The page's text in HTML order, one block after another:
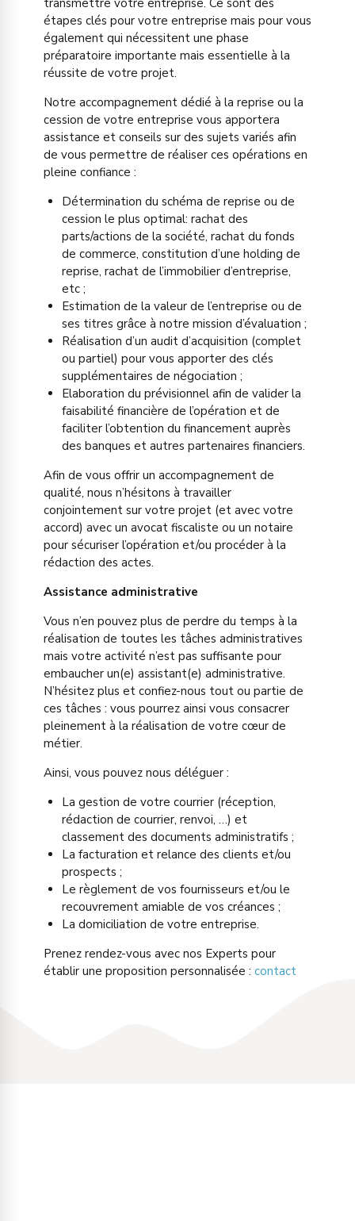
transmettre votre entreprise. Ce sont des
étapes clés pour votre entreprise mais pour vous
également qui nécessitent une phase
préparatoire importante mais essentielle à la
réussite de votre projet.
Notre accompagnement dédié à la reprise ou la
cession de votre entreprise vous apportera
assistance et conseils sur des sujets variés afin
de vous permettre de réaliser ces opérations en
pleine confiance :
Détermination du schéma de reprise ou de
cession le plus optimal: rachat des
parts/actions de la société, rachat du fonds
de commerce, constitution d’une holding de
reprise, rachat de l’immobilier d’entreprise,
etc ;
Estimation de la valeur de l’entreprise ou de
ses titres grâce à notre mission d’évaluation ;
Réalisation d’un audit d’acquisition (complet
ou partiel) pour vous apporter des clés
supplémentaires de négociation ;
Elaboration du prévisionnel afin de valider la
faisabilité financière de l’opération et de
faciliter l’obtention du financement auprès
des banques et autres partenaires financiers.
Afin de vous offrir un accompagnement de
qualité, nous n’hésitons à travailler
conjointement sur votre projet (et avec votre
accord) avec un avocat fiscaliste ou un notaire
pour sécuriser l’opération et/ou procéder à la
rédaction des actes.
Assistance administrative
Vous n’en pouvez plus de perdre du temps à la
réalisation de toutes les tâches administratives
mais votre activité n’est pas suffisante pour
embaucher un(e) assistant(e) administrative.
N’hésitez plus et confiez-nous tout ou partie de
ces tâches : vous pourrez ainsi vous consacrer
pleinement à la réalisation de votre cœur de
métier.
Ainsi, vous pouvez nous déléguer :
La gestion de votre courrier (réception,
rédaction de courrier, renvoi, …) et
classement des documents administratifs ;
La facturation et relance des clients et/ou
prospects ;
Le règlement de vos fournisseurs et/ou le
recouvrement amiable de vos créances ;
La domiciliation de votre entreprise.
Prenez rendez-vous avec nos Experts pour
établir une proposition personnalisée : contact